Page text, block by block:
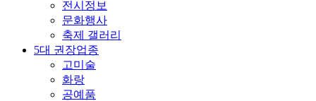
전시정보
문화행사
축제 갤러리
5대 권장업종
고미술
화랑
공예품